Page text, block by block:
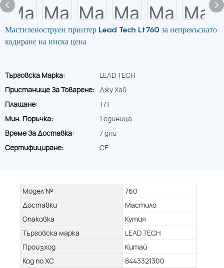
Мастиленоструен принтер Lead Tech Lt760 за непрекъснато
кодиране на ниска цена
Търговска Марка:
LEAD TECH
Пристанище За Товарене: Джу Хай
Плащане:
T/T
Мин. Поръчка:
1 единица
Време За Доставка:
7 дни
Сертифициране:
CE
Модел №
760
Доставки
Мастило
Опаковка
Кутия
Търговска марка
LEAD TECH
Произход
Китай
Код по ХС
8443321300